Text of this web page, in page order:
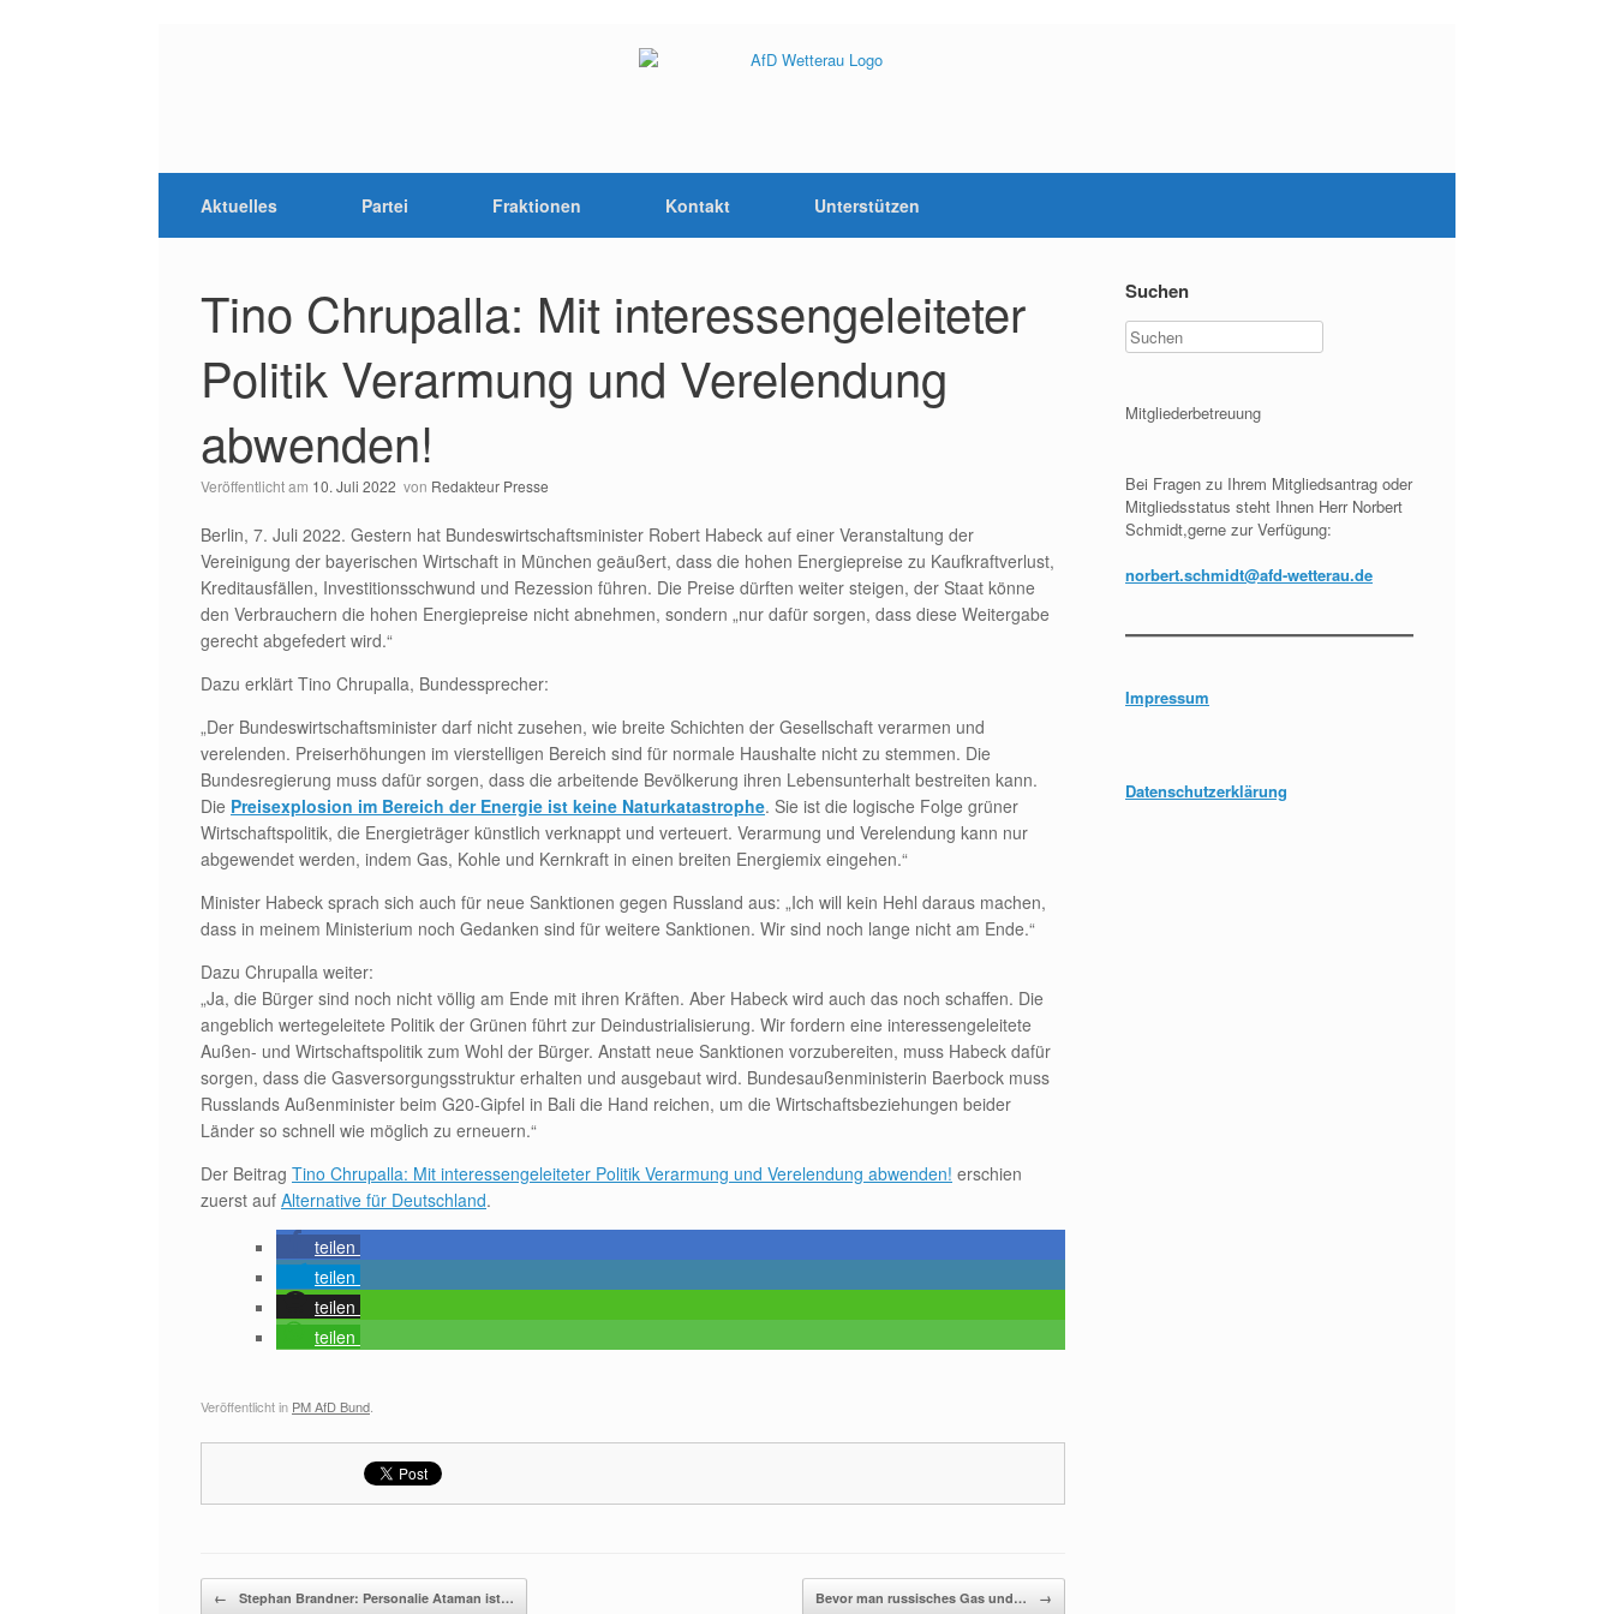
Aktuelles Partei Fraktionen Kontakt Unterstützen
Tino Chrupalla: Mit interessengeleiteter
Politik Verarmung und Verelendung
abwenden!
Veröffentlicht am 10. Juli 2022 von Redakteur Presse
Berlin, 7. Juli 2022. Gestern hat Bundeswirtschaftsminister Robert Habeck auf einer Veranstaltung der
Vereinigung der bayerischen Wirtschaft in München geäußert, dass die hohen Energiepreise zu Kaufkraftverlust,
Kreditausfällen, Investitionsschwund und Rezession führen. Die Preise dürften weiter steigen, der Staat könne
den Verbrauchern die hohen Energiepreise nicht abnehmen, sondern „nur dafür sorgen, dass diese Weitergabe
gerecht abgefedert wird.“
Dazu erklärt Tino Chrupalla, Bundessprecher:
„Der Bundeswirtschaftsminister darf nicht zusehen, wie breite Schichten der Gesellschaft verarmen und
verelenden. Preiserhöhungen im vierstelligen Bereich sind für normale Haushalte nicht zu stemmen. Die
Bundesregierung muss dafür sorgen, dass die arbeitende Bevölkerung ihren Lebensunterhalt bestreiten kann.
Die Preisexplosion im Bereich der Energie ist keine Naturkatastrophe. Sie ist die logische Folge grüner
Wirtschaftspolitik, die Energieträger künstlich verknappt und verteuert. Verarmung und Verelendung kann nur
abgewendet werden, indem Gas, Kohle und Kernkraft in einen breiten Energiemix eingehen.“
Minister Habeck sprach sich auch für neue Sanktionen gegen Russland aus: „Ich will kein Hehl daraus machen,
dass in meinem Ministerium noch Gedanken sind für weitere Sanktionen. Wir sind noch lange nicht am Ende.“
Dazu Chrupalla weiter:
„Ja, die Bürger sind noch nicht völlig am Ende mit ihren Kräften. Aber Habeck wird auch das noch schaffen. Die
angeblich wertegeleitete Politik der Grünen führt zur Deindustrialisierung. Wir fordern eine interessengeleitete
Außen- und Wirtschaftspolitik zum Wohl der Bürger. Anstatt neue Sanktionen vorzubereiten, muss Habeck dafür
sorgen, dass die Gasversorgungsstruktur erhalten und ausgebaut wird. Bundesaußenministerin Baerbock muss
Russlands Außenminister beim G20-Gipfel in Bali die Hand reichen, um die Wirtschaftsbeziehungen beider
Länder so schnell wie möglich zu erneuern.“
Der Beitrag Tino Chrupalla: Mit interessengeleiteter Politik Verarmung und Verelendung abwenden! erschien
zuerst auf Alternative für Deutschland.
teilen
teilen
teilen
teilen
Veröffentlicht in PM AfD Bund
Beitragsnavigation
← Stephan Brandner: Personalie Ataman ist… Bevor man russisches Gas und… →
Suchen
Mitgliederbetreuung
Bei Fragen zu Ihrem Mitgliedsantrag oder
Mitgliedsstatus steht Ihnen Herr Norbert
Schmidt,gerne zur Verfügung:
norbert.schmidt@afd-wetterau.de
Impressum
Datenschutzerklärung